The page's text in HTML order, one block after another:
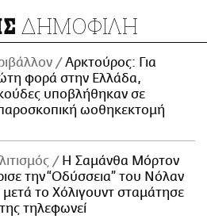
ΔΗΜΟΦΙΛΗ
Αρκτούρος: Για
φορά στην Ελλάδα,
υποβλήθηκαν σε
ωοθηκεκτομή
Η Σαμάνθα Μόρτον
την “Οδύσσεια” του Νόλαν
μετά το Χόλιγουντ σταμάτησε
τηλεφωνεί